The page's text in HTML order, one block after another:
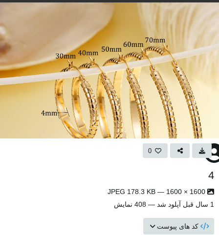
0
4
1 سال قبل
آپلود شد — 408 نمایش
کد های پیوست